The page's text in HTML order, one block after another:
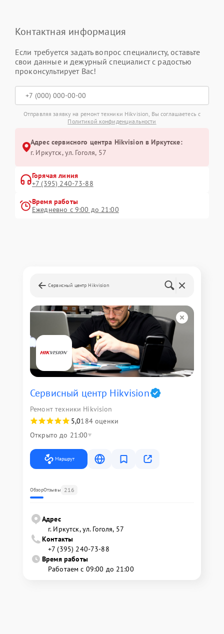
Контактная информация
Если требуется задать вопрос специалисту, оставьте
свои данные и дежурный специалист с радостью
проконсультирует Вас!
Отправляя заявку на ремонт техники Hikvision, Вы соглашаетесь с
Политикой конфиденциальности
Адрес сервисного центра Hikvision в Иркутске:
г. Иркутск, ул. ​Гоголя, 57
Горячая линия
+7 (395) 240-73-88
Время работы
Ежедневно с 9:00 до 21:00
Сервисный центр Hikvision
Сервисный центр Hikvision
Ремонт техники Hikvision
5,0184 оценки
Открыто до 21:00
Маршрут
ОбзорОтзывы 216
Адрес
г. Иркутск, ул. ​Гоголя, 57
Контакты
+7 (395) 240-73-88
Время работы
Работаем с 09:00 до 21:00